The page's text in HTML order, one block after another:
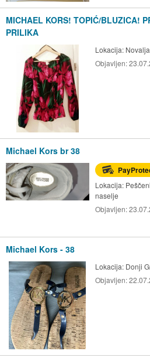
MICHAEL KORS! TOPIĆ/BLUZICA!
PRILIKA
Lokacija:
Objavljen:
Michael Kors br 38
Lokacija:
naselje
Objavljen:
Michael Kors - 38
Lokacija: Donji
Objavljen: